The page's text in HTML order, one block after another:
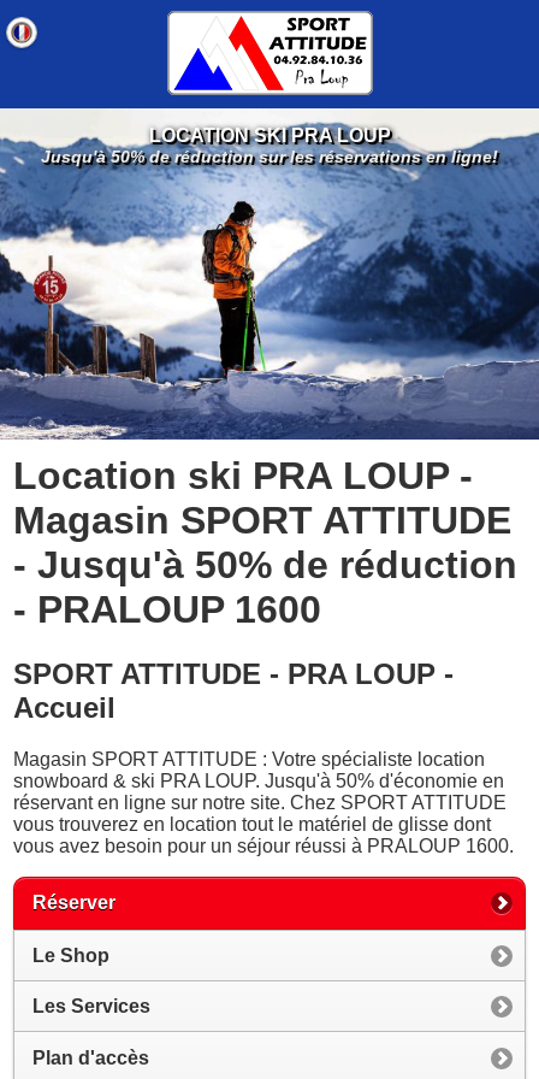
LOCATION SKI PRA LOUP
Jusqu'à 50% de réduction sur les réservations en ligne!
Location ski PRA LOUP -
Magasin SPORT ATTITUDE
- Jusqu'à 50% de réduction
- PRALOUP 1600
SPORT ATTITUDE - PRA LOUP -
Accueil
Magasin SPORT ATTITUDE : Votre spécialiste location
snowboard & ski PRA LOUP. Jusqu'à 50% d'économie en
réservant en ligne sur notre site. Chez SPORT ATTITUDE
vous trouverez en location tout le matériel de glisse dont
vous avez besoin pour un séjour réussi à PRALOUP 1600.
Réserver
Le Shop
Les Services
Plan d'accès